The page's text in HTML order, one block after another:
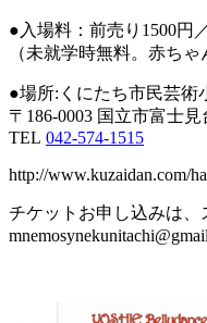
●入場料：前売り1500円
（未就学時無料。赤ちゃ
●場所:くにたち市民芸術
〒186-0003 国立市富士見
TEL 042-574-1515
http://www.kuzaidan.com/
チケットお申し込みは